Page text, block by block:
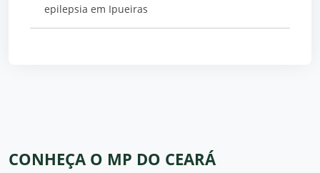
epilepsia em Ipueiras
CONHEÇA O MP DO CEARÁ